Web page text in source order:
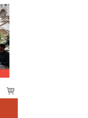
Voir
le